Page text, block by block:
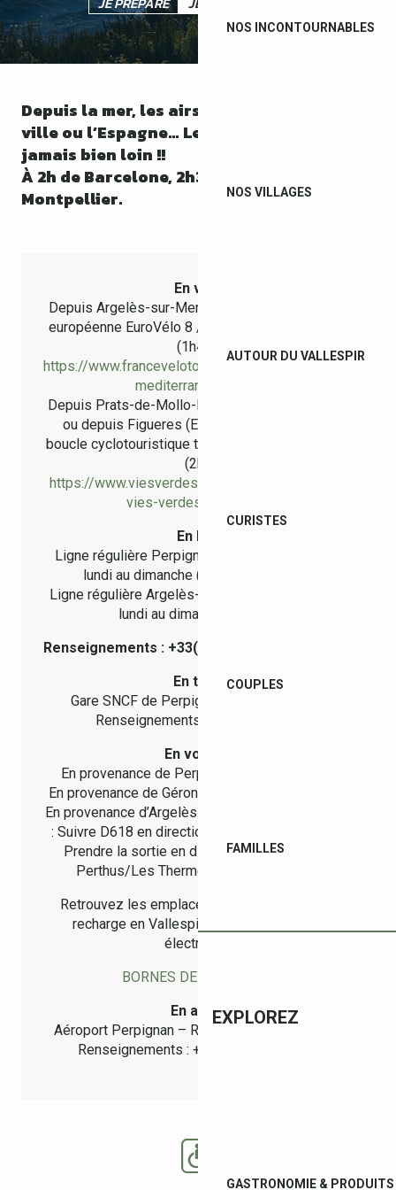
NOS INCONTOURNABLES
NOS VILLAGES
AUTOUR DU VALLESPIR
CURISTES
COUPLES
FAMILLES
EXPLOREZ
GASTRONOMIE & PRODUITS
Depuis la mer, les airs, la montagne, la
ville ou l’Espagne… Le Vallespir n’est
jamais bien loin !!
À 2h de Barcelone, 2h30 de Toulouse, 2h de
Montpellier.
En vélo
Depuis Argelès-sur-Mer à 25km par la véloroute
européenne EuroVélo 8 / La Méditerranée à vélo
(1h40).
https://www.francevelotourisme.com/itineraire/la-
mediterranee-a-velo
Depuis Prats-de-Mollo-La Preste à 30km (1h20)
ou depuis Figueres (Espagne) à 30km par la
boucle cyclotouristique transfrontalière Pirinexus
(2h).
https://www.viesverdes.cat/fr/caracteristiques-
vies-verdes-pirinexus/
En bus
Ligne régulière Perpignan/Céret n°530/531 du
lundi au dimanche (entre 30 et 40min)
Ligne régulière Argelès-sur-Mer/Céret n°550 du
lundi au dimanche (50min)
Renseignements : +33(0) 806 800 350 (gratuit)
En train
Gare SNCF de Perpignan à 30km (35min).
Renseignements : www.scnf.com
En voiture
En provenance de Perpignan à 30km (35min)
En provenance de Gérone (Espagne) à 80km (1h)
En provenance d’Argelès-sur-Mer à 27km (30min)
: Suivre D618 en direction de D900 à Le Boulou.
Prendre la sortie en direction de Gérone/Le
Perthus/Les Thermes et quitter D618A.
Retrouvez les emplacements des bornes de
recharge en Vallespir pour votre véhicule
électrique :
BORNES DE RECHARGE
En avion
Aéroport Perpignan – Rivesaltes à 40 minutes.
Renseignements : +33(0)4 68 52 60 70